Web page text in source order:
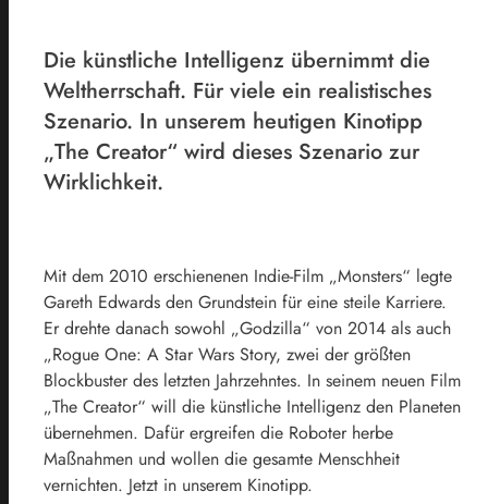
Die künstliche Intelligenz übernimmt die
Weltherrschaft. Für viele ein realistisches
Szenario. In unserem heutigen Kinotipp
„The Creator“ wird dieses Szenario zur
Wirklichkeit.
Mit dem 2010 erschienenen Indie-Film „Monsters“ legte
Gareth Edwards den Grundstein für eine steile Karriere.
Er drehte danach sowohl „Godzilla“ von 2014 als auch
„Rogue One: A Star Wars Story, zwei der größten
Blockbuster des letzten Jahrzehntes. In seinem neuen Film
„The Creator“ will die künstliche Intelligenz den Planeten
übernehmen. Dafür ergreifen die Roboter herbe
Maßnahmen und wollen die gesamte Menschheit
vernichten. Jetzt in unserem Kinotipp.